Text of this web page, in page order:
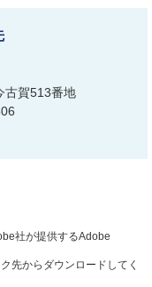
古賀513番地
社が提供するAdobe
先からダウンロードしてく